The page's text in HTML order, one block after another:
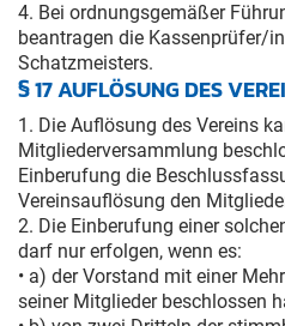
4. Bei ordnungsgemäßer
beantragen die Kassenprüfer/
Schatzmeisters.
§ 17 AUFLÖSUNG DES
1. Die Auflösung des Vereins
Mitgliederversammlung
Einberufung die
Vereinsauflösung den
2. Die Einberufung einer
darf nur erfolgen, wenn es:
• a) der Vorstand mit einer
seiner Mitglieder beschlossen